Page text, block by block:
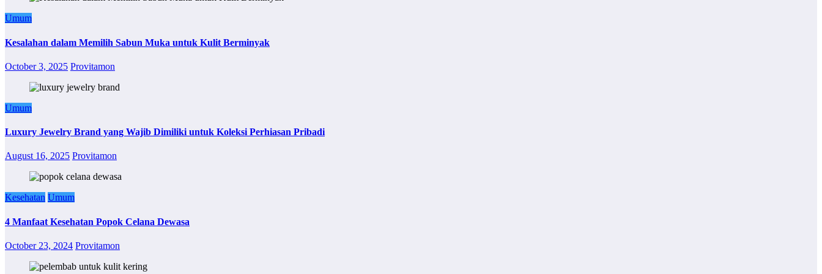
Umum
Kesalahan dalam Memilih Sabun Muka untuk Kulit Berminyak
October 3, 2025 Provitamon
Umum
Luxury Jewelry Brand yang Wajib Dimiliki untuk Koleksi Perhiasan Pribadi
August 16, 2025 Provitamon
Kesehatan Umum
4 Manfaat Kesehatan Popok Celana Dewasa
October 23, 2024 Provitamon